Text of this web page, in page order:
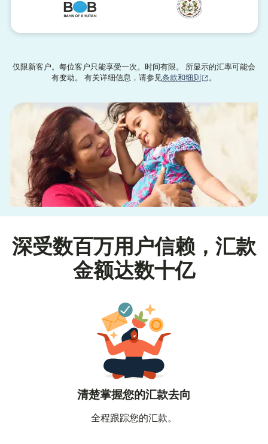
仅限新客户。每位客户只能享受一次。时间有限。 所显示的汇率可能会
有变动。 有关详细信息，请参见条款和细则 。
深受数百万用户信赖，汇款
金额达数十亿
清楚掌握您的汇款去向
全程跟踪您的汇款。